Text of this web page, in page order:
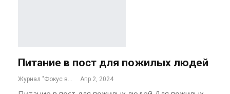
Питание в пост для пожилых людей
Журнал "Фокус внимания" Апр 2, 2024